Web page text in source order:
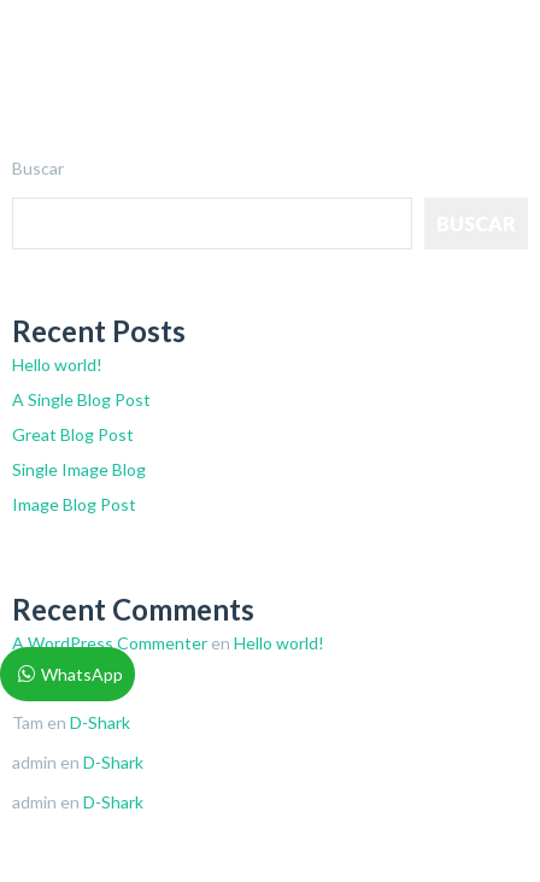
Buscar
Recent Posts
Hello world!
A Single Blog Post
Great Blog Post
Single Image Blog
Image Blog Post
Recent Comments
A WordPress Commenter en Hello world!
TamenD-Shark
Tam en D-Shark
admin en D-Shark
admin en D-Shark
WhatsApp